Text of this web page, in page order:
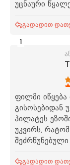
უცნაური
გადადით
1
ფილმი იწყება
გისოსებიდან
პილატეს
უკვირს, რატომ
შეძრწუნებული
გადადით